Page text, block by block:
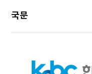
국문